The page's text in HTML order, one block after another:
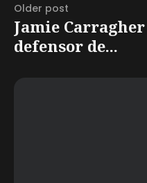
Older post
Jamie
defensor de...